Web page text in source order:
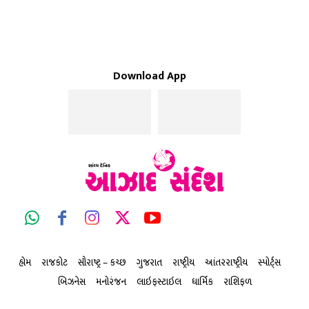
Download App
હોમ રાજકોટ સૌરાષ્ટ્ર – કચ્છ ગુજરાત રાષ્ટ્રીય આંતરરાષ્ટ્રીય
સ્પોર્ટ્સ
બિઝનેસ
મનોરંજન લાઇફસ્ટાઇલ ધાર્મિક રાશિફળ